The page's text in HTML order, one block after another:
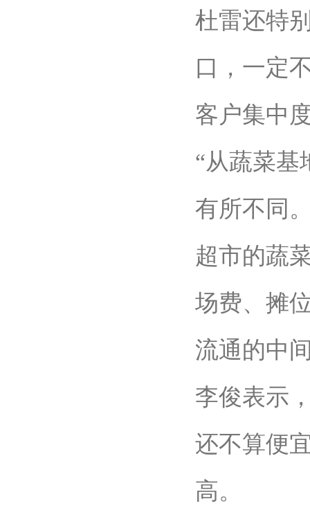
杜雷还特
口，一定
客户集中
“从蔬菜基
有所不同
超市的蔬
场费、摊
流通的中
李俊表示
还不算便
高。